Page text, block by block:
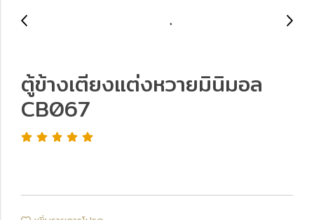
ตู้ข้างเตียงแต่งหวายมินิมอล
CB067